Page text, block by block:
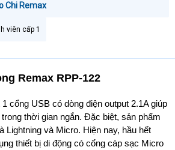
a
Chi Remax
viên cấp 1
Remax RPP-122
cổng USB có dòng điện output 2.1A giúp
trong thời gian ngắn. Đặc biệt, sản phẩm
Lightning và Micro. Hiện nay, hầu hết
thiết bị di động có cổng cáp sạc Micro